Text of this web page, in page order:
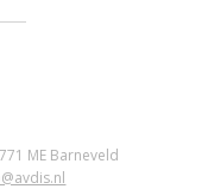
ME Barneveld